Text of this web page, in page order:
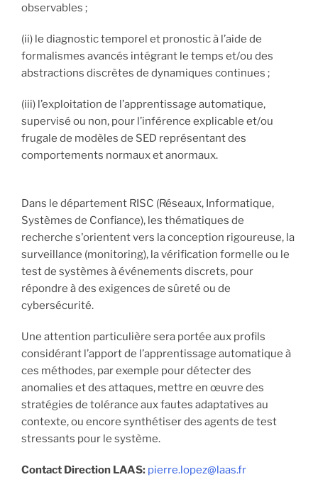
observables ;
(ii) le diagnostic temporel et pronostic à l’aide de
formalismes avancés intégrant le temps et/ou des
abstractions discrètes de dynamiques continues ;
(iii) l’exploitation de l’apprentissage automatique,
supervisé ou non, pour l’inférence explicable et/ou
frugale de modèles de SED représentant des
comportements normaux et anormaux.
Dans le département RISC (Réseaux, Informatique,
Systèmes de Confiance), les thématiques de
recherche s'orientent vers la conception rigoureuse, la
surveillance (monitoring), la vérification formelle ou le
test de systèmes à événements discrets, pour
répondre à des exigences de sûreté ou de
cybersécurité.
Une attention particulière sera portée aux profils
considérant l’apport de l’apprentissage automatique à
ces méthodes, par exemple pour détecter des
anomalies et des attaques, mettre en œuvre des
stratégies de tolérance aux fautes adaptatives au
contexte, ou encore synthétiser des agents de test
stressants pour le système.
Contact Direction LAAS: pierre.lopez@laas.fr